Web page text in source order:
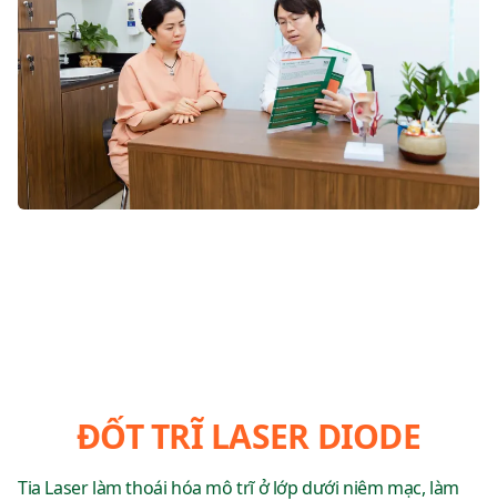
ĐỐT TRĨ LASER DIODE
Tia Laser làm thoái hóa mô trĩ ở lớp dưới niêm mạc, làm